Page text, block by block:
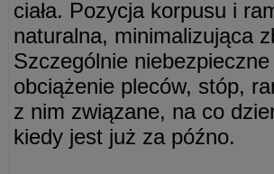
ciała. Pozycja korpusu i
naturalna, minimalizująca
Szczególnie
obciążenie pleców, stóp,
z nim związane, na co
kiedy jest już za późno.